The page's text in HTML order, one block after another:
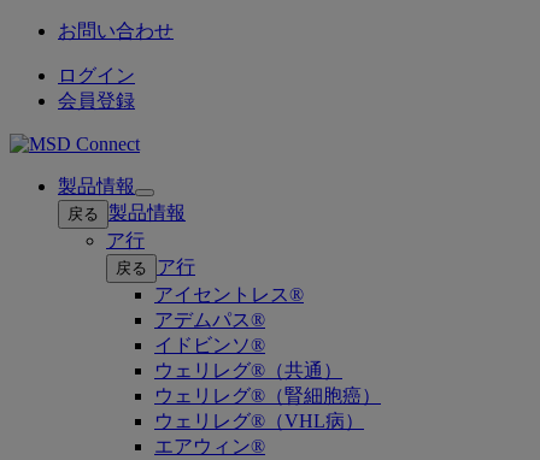
お問い合わせ
ログイン
会員登録
製品情報
Open
submenu
戻る 製品情報
ア行
戻る
ア行
アイセントレス®
アデムパス®
イドビンソ®
ウェリレグ®（共通）
ウェリレグ®（腎細胞癌）
ウェリレグ®（VHL病）
エアウィン®